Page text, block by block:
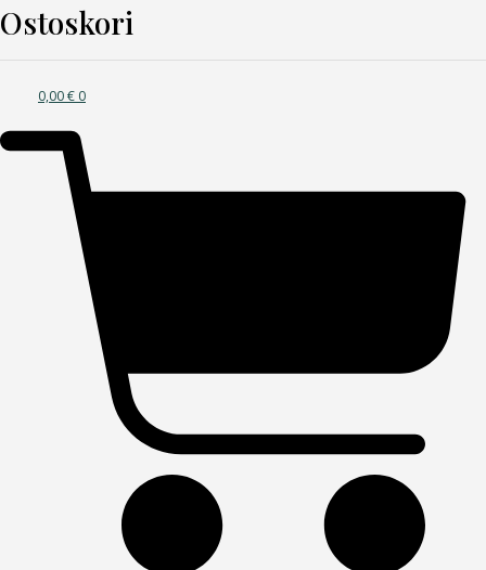
Ostoskori
0,00€ 0